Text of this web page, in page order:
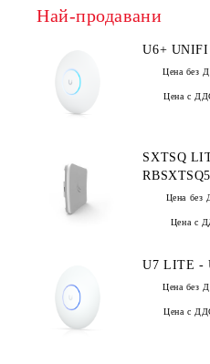
Най-продавани
U6+
Цена без
Цена с
SXTSQ
Цена без
Цена с
Цена без
Цена с